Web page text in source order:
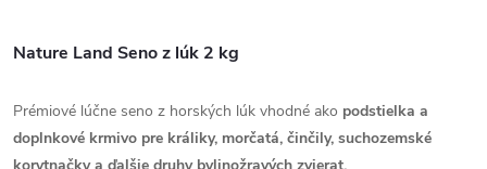
Nature Land Seno z lúk 2 kg
Prémiové lúčne seno z horských lúk vhodné ako podstielka a
doplnkové krmivo pre králiky, morčatá, činčily, suchozemské